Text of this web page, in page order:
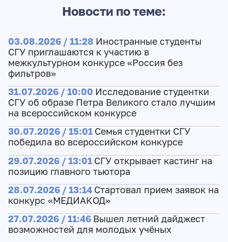
Новости по теме:
03.08.2026 / 11:28 Иностранные студенты
СГУ приглашаются к участию в
межкультурном конкурсе «Россия без
фильтров»
31.07.2026 / 10:00 Исследование студентки
СГУ об образе Петра Великого стало лучшим
на всероссийском конкурсе
30.07.2026 / 15:01 Семья студентки СГУ
победила во всероссийском конкурсе
29.07.2026 / 13:01 СГУ открывает кастинг на
позицию главного тьютора
28.07.2026 / 13:14 Стартовал прием заявок на
конкурс «МЕДИАКОД»
27.07.2026 / 11:46 Вышел летний дайджест
возможностей для молодых учёных